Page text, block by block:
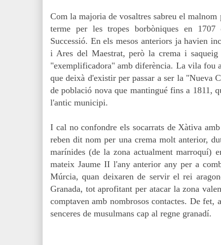
Com la majoria de vosaltres sabreu el
terme per les tropes borbòniques en
Successió. En els mesos anteriors ja havien
i Ares del Maestrat, però la crema i
"exemplificadora" amb diferència. La vila fou
que deixà d'existir per passar a ser la "Nueva
de població nova que mantingué fins a 1811,
l'antic municipi.
I cal no confondre els socarrats de Xàtiva
reben dit nom per una crema molt anterior,
marínides(de la zona actualment marroquí)
mateix Jaume II l'any anterior any per a
Múrcia, quan deixaren de servir el rei
Granada, tot aprofitant per atacar la zona
comptaven amb nombrosos contactes. De fet,
senceres de musulmans cap al regne granadí.